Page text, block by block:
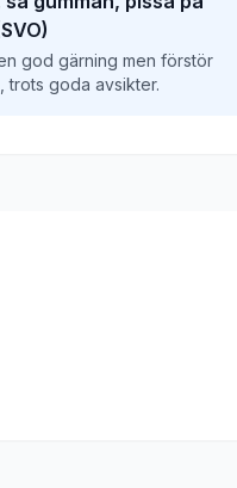
god gärning men förstör
trots goda avsikter.